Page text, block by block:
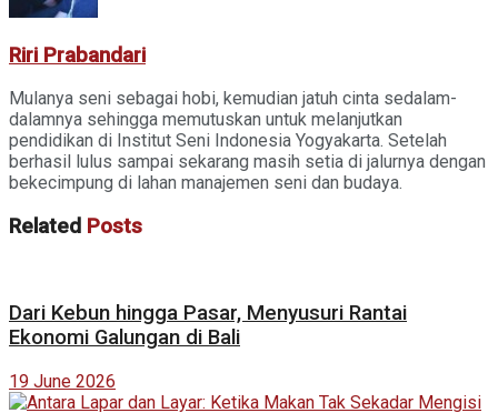
Riri Prabandari
Mulanya seni sebagai hobi, kemudian jatuh cinta sedalam-
dalamnya sehingga memutuskan untuk melanjutkan
pendidikan di Institut Seni Indonesia Yogyakarta. Setelah
berhasil lulus sampai sekarang masih setia di jalurnya dengan
bekecimpung di lahan manajemen seni dan budaya.
Related Posts
Dari Kebun hingga Pasar, Menyusuri Rantai
Ekonomi Galungan di Bali
19 June 2026